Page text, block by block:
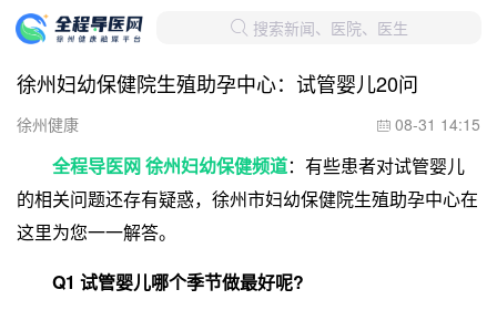
 搜索新闻、医院、医生
徐州妇幼保健院生殖助孕中心：试管婴儿20问
徐州健康  08-31 14:15
全程导医网 徐州妇幼保健频道：有些患者对试管婴儿
的相关问题还存有疑惑，徐州市妇幼保健院生殖助孕中心在
这里为您一一解答。
Q1 试管婴儿哪个季节做最好呢?